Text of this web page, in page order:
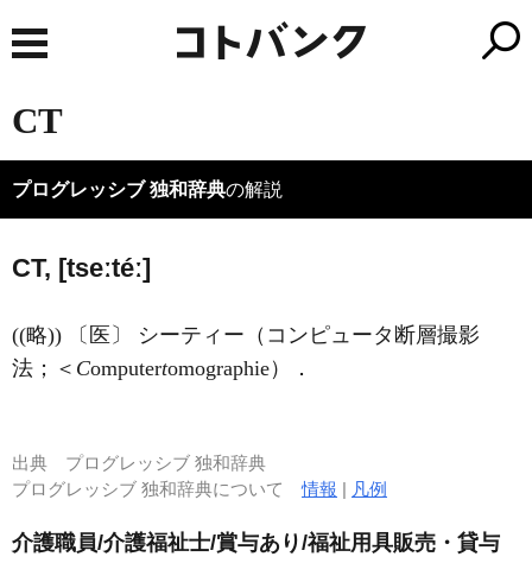
CT
プログレッシブ 独和辞典の解説
CT, [tseːtéː]
((略)) 〔医〕 シーティー（コンピュータ断層撮影
法；＜ Computertomographie）．
出典 プログレッシブ 独和辞典
プログレッシブ 独和辞典について情報 | 凡例
介護職員/介護福祉士/賞与あり/福祉用具販売・貸与